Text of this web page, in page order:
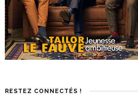
RESTEZ CONNECTÉS !